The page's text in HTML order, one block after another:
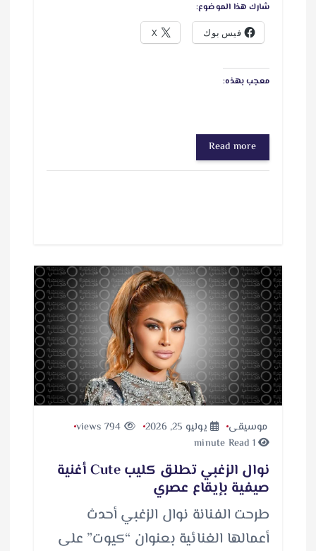
شارك هذا الموضوع:
فيس بوك X
معجب بهذه:
Read more
موسيقى يوليو 25, 2026
1 minute Read
نوال الزغبي تطلق كليب Cute أغنية
صيفية بإيقاع عصري
طرحت الفنانة نوال الزغبي أحدث
أعمالها الغنائية بعنوان “كيوت” على